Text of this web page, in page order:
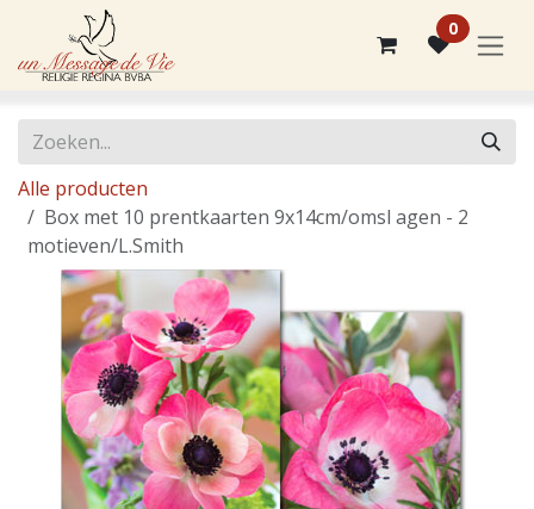
Overslaan naar inhoud
0
Alle producten
Box met 10 prentkaarten 9x14cm/omsl agen - 2
motieven/L.Smith